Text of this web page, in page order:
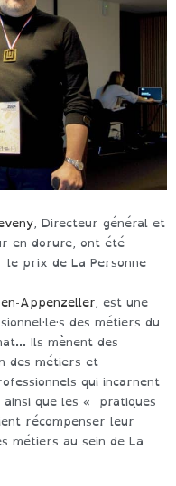
, Directeur général et
en dorure, ont été
le prix de La Personne
Appenzeller, est une
des métiers du
Ils mènent des
des métiers et
qui incarnent
ainsi que les « pratiques
récompenser leur
métiers au sein de La